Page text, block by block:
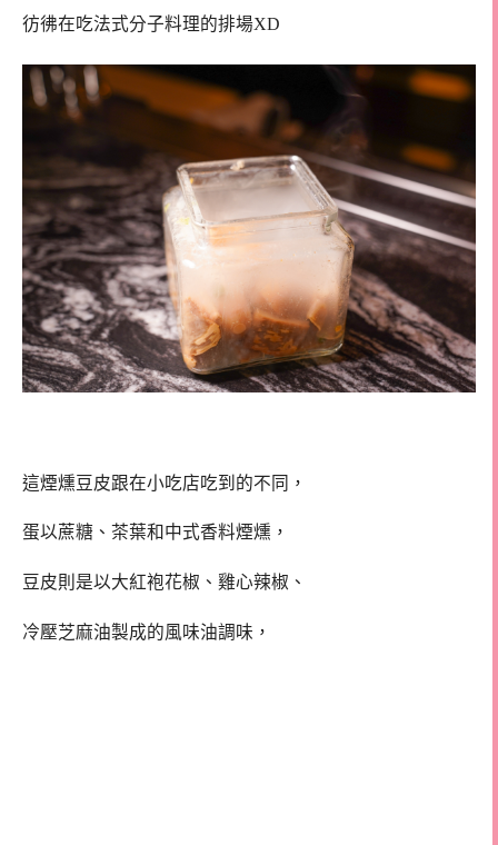
彷彿在吃法式分子料理的排場XD
這煙燻豆皮跟在小吃店吃到的不同，
蛋以蔗糖、茶葉和中式香料煙燻，
豆皮則是以大紅袍花椒、雞心辣椒、
冷壓芝麻油製成的風味油調味，